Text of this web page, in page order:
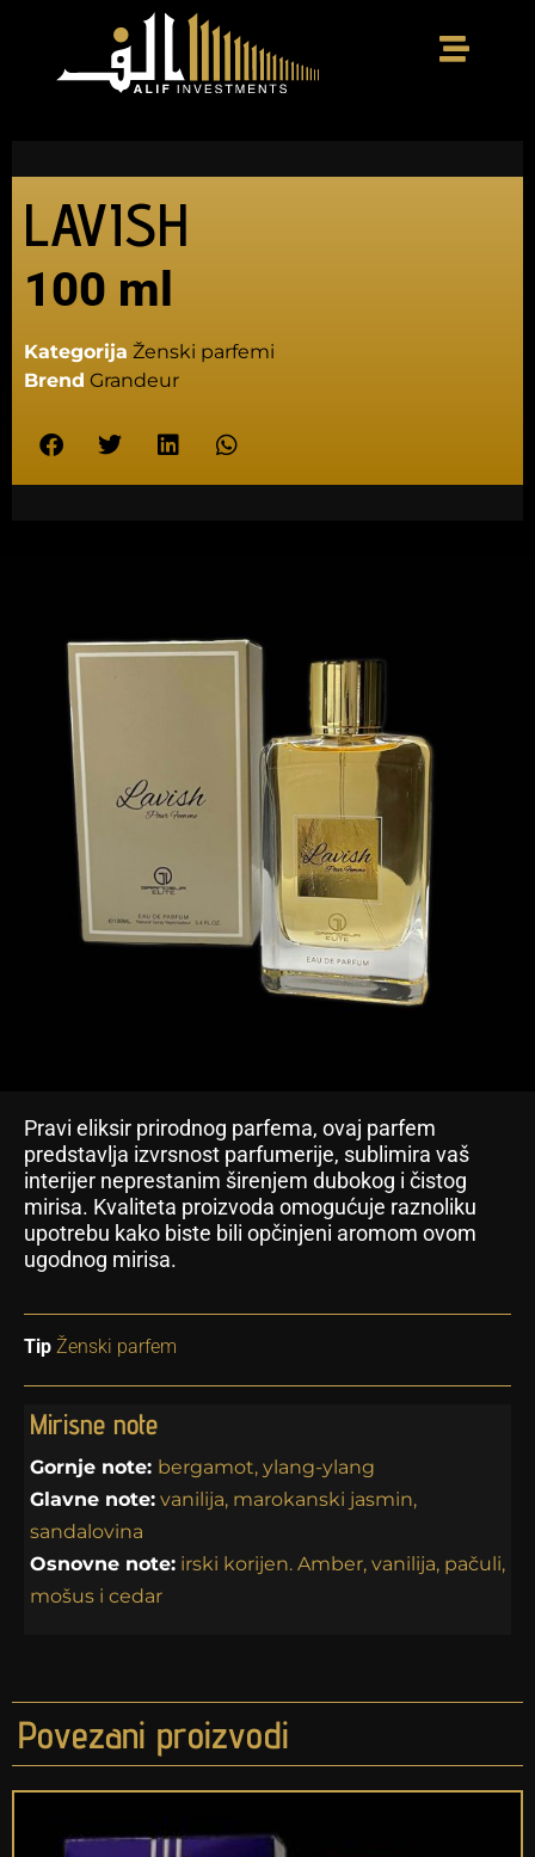
LAVISH
100 ml
Kategorija Ženski parfemi
Brend Grandeur
Pravi eliksir prirodnog parfema, ovaj parfem
predstavlja izvrsnost parfumerije, sublimira vaš
interijer neprestanim širenjem dubokog i čistog
mirisa. Kvaliteta proizvoda omogućuje raznoliku
upotrebu kako biste bili opčinjeni aromom ovom
ugodnog mirisa.
Tip Ženski parfem
Mirisne note
Gornje note: bergamot, ylang-ylang
Glavne note: vanilija, marokanski jasmin,
sandalovina
Osnovne note: irski korijen. Amber, vanilija, pačuli,
mošus i cedar
Povezani proizvodi